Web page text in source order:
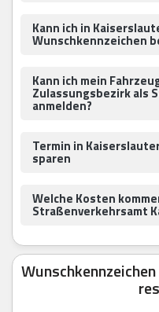
Kann ich in
Wunschkennzeichen
Kann ich mein
Zulassungsbezirk als
anmelden?
Termin in
sparen
Welche Kosten
Straßenverkehrsamt